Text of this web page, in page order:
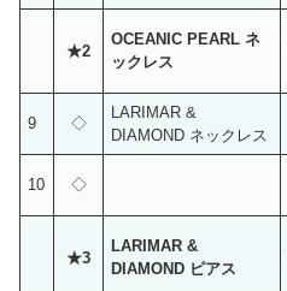
★2
OCEANIC PEARL ネ
ックレス
9 ◇
LARIMAR &
DIAMOND ネックレス
10 ◇
★3
LARIMAR &
DIAMOND ピアス